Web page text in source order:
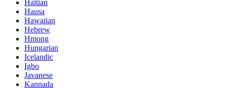
Haitian
Hausa
Hawaiian
Hebrew
Hmong
Hungarian
Icelandic
Igbo
Javanese
Kannada